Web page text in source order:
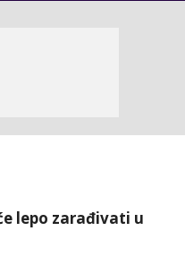
lepo zarađivati u